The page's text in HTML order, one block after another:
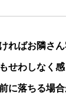
ればお隣さ
せわしなく
に落ちる場